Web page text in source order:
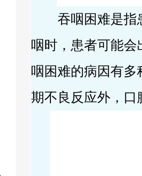
吞咽困难是指患
咽时，患者可能
咽困难的病因有
期不良反应外，